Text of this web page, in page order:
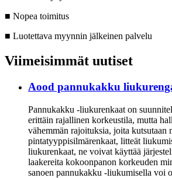
■ Nopea toimitus
■ Luotettava myynnin jälkeinen palvelu
Viimeisimmät uutiset
Aood pannukakku
Pannukakku -liukurenkaat on
erittäin rajallinen korkeustila, mutta
vähemmän rajoituksia, joita kutsutaan
pintatyyppisilmärenkaat, litteät
liukurenkaat, ne voivat käyttää
laakereita kokoonpanon korkeuden
sanoen pannukakku -liukumisella voi